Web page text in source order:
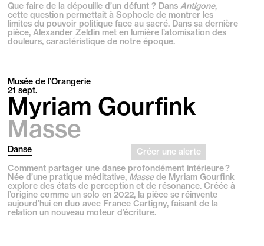
Que faire de la dépouille d’un défunt ? DansAntigone,
cette question permettait à Sophocle de montrer les
limites du pouvoir politique face au sacré. Dans sa dernière
pièce, Alexander Zeldin met en lumière l’atomisation des
douleurs, caractéristique de notre époque.
Musée de l’Orangerie
21sept.
Myriam Gourfink
Masse
Danse
Créer une alerte
Comment partager une danse profondément intérieure ?
Née d’une pratique méditative, Massede Myriam Gourfink
explore des états de perception et de résonance. Créée à
l’origine comme un solo en 2022, la pièce se réinvente
aujourd’hui en duo avec France Cartigny, faisant de la
relation un nouveau moteur d’écriture.